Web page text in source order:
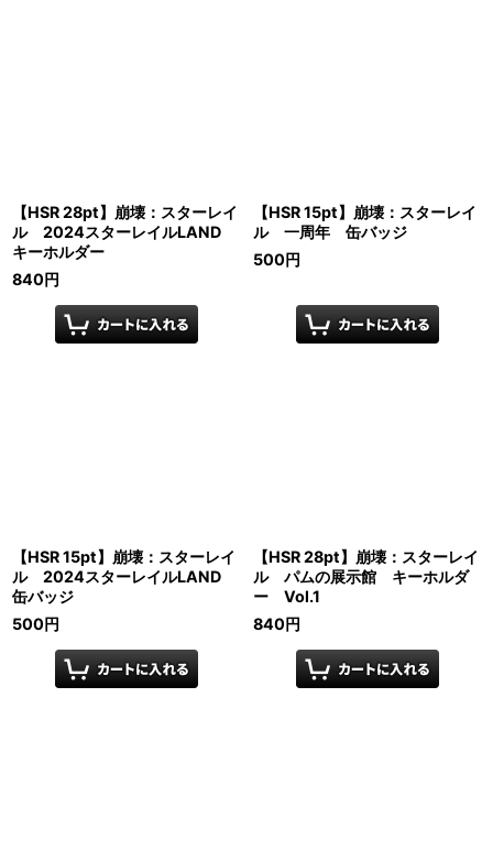
【HSR 28pt】崩壊：スターレイ
ル 2024スターレイルLAND
キーホルダー
840円
【HSR 15pt】崩壊：スターレイ
ル 一周年 缶バッジ
500円
【HSR 15pt】崩壊：スターレイ
ル 2024スターレイルLAND
缶バッジ
500円
【HSR 28pt】崩壊：スターレイ
ル パムの展示館 キーホルダ
ー Vol.1
840円